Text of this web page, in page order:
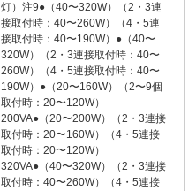
灯）注9●（40〜320W）（2・3連
接取付時：40〜260W）（4・5連
接取付時：40〜190W）●（40〜
320W）（2・3連接取付時：40〜
260W）（4・5連接取付時：40〜
190W）●（20〜160W）（2〜9個
取付時：20〜120W）
200VA●（20〜200W）（2・3連接
取付時：20〜160W）（4・5連接
取付時：20〜120W）
320VA●（40〜320W）（2・3連接
取付時：40〜260W）（4・5連接